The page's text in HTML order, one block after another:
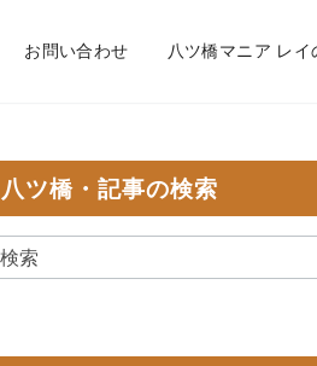
お問い合わせ 八ツ橋マニア レ
八ツ橋・記事の検索